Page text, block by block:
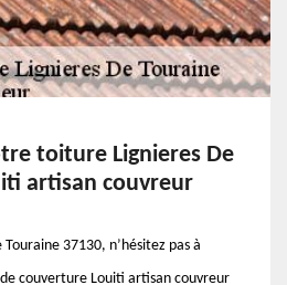
toiture Lignieres De
artisan couvreur
37130, n’hésitez pas à
couverture Louiti artisan couvreur